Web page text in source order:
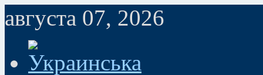
августа 07, 2026